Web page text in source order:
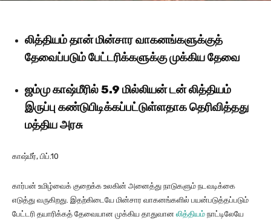
லித்தியம் தான் மின்சார வாகனங்களுக்குத்
தேவைப்படும் பேட்டரிக்களுக்கு முக்கிய தேவை
ஜம்மு காஷ்மீரில் 5.9 மில்லியன் டன் லித்தியம்
இருப்பு கண்டுபிடிக்கப்பட்டுள்ளதாக தெரிவித்தது
மத்திய அரசு
காஷ்மீர், பிப்.10
கார்பன் உமிழ்வைக் குறைக்க உலகின் அனைத்து நாடுகளும் நடவடிக்கை
எடுத்து வருகிறது. இதற்கிடையே மின்சார வாகனங்களில் பயன்படுத்தப்படும்
பேட்டரி தயாரிக்கத் தேவையான முக்கிய தாதுவான லித்தியம் நாட்டிலேயே